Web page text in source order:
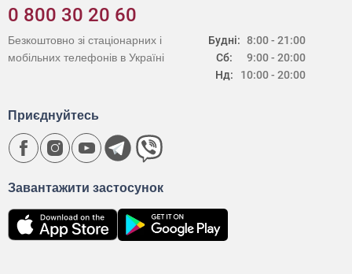
0 800 30 20 60
Будні:
Сб:
Нд:
8:00 - 21:00
9:00 - 20:00
10:00 - 20:00
Безкоштовно зі стаціонарних і
мобільних телефонів в Україні
Завантажити застосунок
Приєднуйтесь